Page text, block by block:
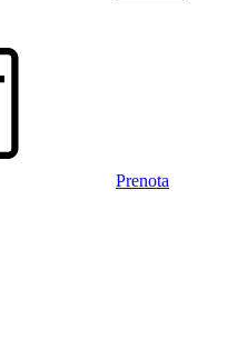
Prenota